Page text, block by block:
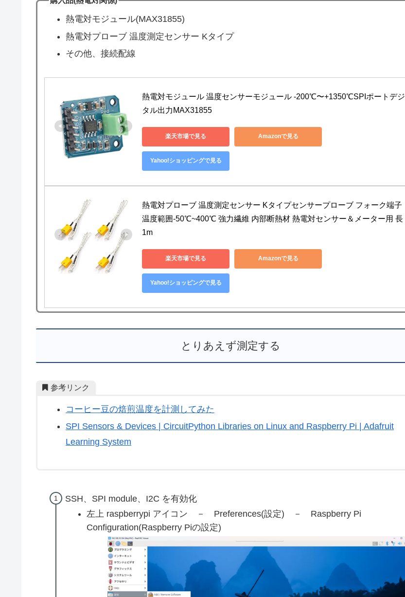
熱電対モジュール(MAX31855)
熱電対プローブ 温度測定センサー Kタイプ
その他、接続配線
熱電対モジュール 温度センサーモジュール -200℃〜+1350℃SPIポートデジ
タル出力MAX31855
楽天市場で見る Amazonで見る
Yahoo!ショッピングで見る
熱電対プローブ 温度測定センサー Kタイプセンサープローブ フォーク端子
温度範囲-50℃~400℃ 強力繊維 内部断熱材 熱電対センサー＆メーター用 長
1m
楽天市場で見る Amazonで見る
Yahoo!ショッピングで見る
とりあえず測定する
参考リンク
コーヒー豆の焙煎温度を計測してみた
SPI Sensors & Devices | CircuitPython Libraries on Linux and Raspberry Pi | Adafruit
Learning System
SSH、SPI module、I2C を有効化
左上 raspberrypi アイコン － Preferences(設定) － Raspberry Pi
Configuration(Raspberry Piの設定)